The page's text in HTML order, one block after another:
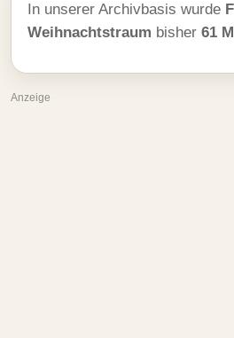
In unserer Archivbasis wurde
Weihnachtstraum bisher 61
Anzeige